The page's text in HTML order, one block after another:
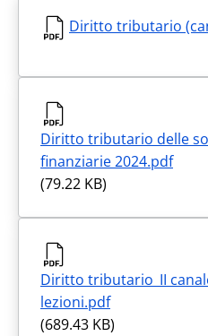
Diritto tributario
Diritto tributario delle
finanziarie 2024.pdf
(79.22 KB)
Diritto tributario_II
lezioni.pdf
(689.43 KB)